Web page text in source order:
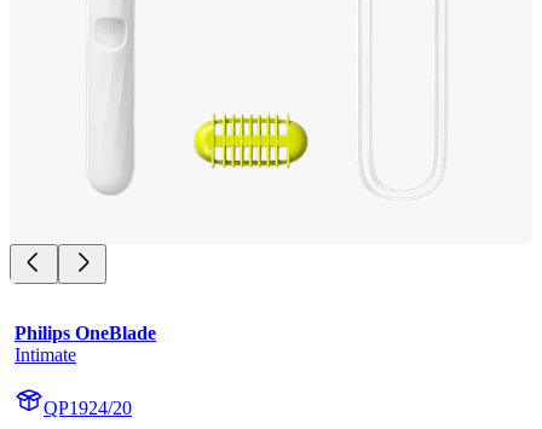
Philips OneBlade
Intimate
QP1924/20